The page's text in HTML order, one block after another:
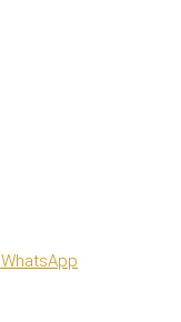
WhatsApp